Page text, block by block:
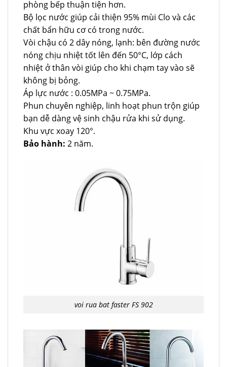
phòng bếp thuận tiện hơn.
Bộ lọc nước giúp cải thiện 95% mùi Clo và các
chất bẩn hữu cơ có trong nước.
Vòi chậu có 2 dây nóng, lạnh: bên đường nước
nóng chịu nhiệt tốt lên đến 50°C, lớp cách
nhiệt ở thân vòi giúp cho khi chạm tay vào sẽ
không bị bỏng.
Áp lực nước : 0.05MPa ~ 0.75MPa.
Phun chuyên nghiệp, linh hoạt phun trộn giúp
bạn dễ dàng vệ sinh chậu rửa khi sử dụng.
Khu vực xoay 120°.
Bảo hành: 2 năm.
voi rua bat faster FS 902